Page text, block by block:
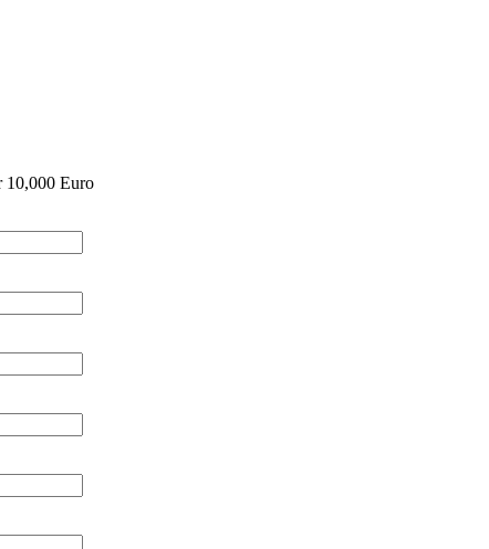
10,000 Euro